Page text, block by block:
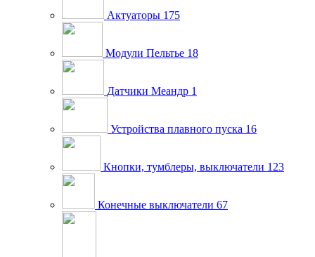
Актуаторы 175
Модули Пельтье 18
Датчики Меандр 1
Устройства плавного пуска 16
Кнопки, тумблеры, выключатели 123
Конечные выключатели 67